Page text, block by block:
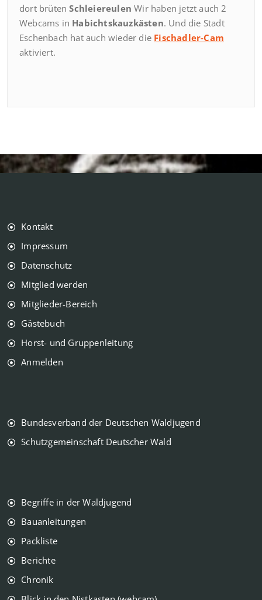
dort brütenSchleiereulen Wir haben jetzt auch 2
Webcams in Habichtskauzkästen. Und die Stadt
Eschenbach hat auch wieder die Fischadler-Cam
aktiviert.
Kontakt
Impressum
Datenschutz
Mitglied werden
Mitglieder-Bereich
Gästebuch
Horst- und Gruppenleitung
Anmelden
Bundesverband der Deutschen Waldjugend
Schutzgemeinschaft Deutscher Wald
Begriffe in der Waldjugend
Bauanleitungen
Packliste
Berichte
Chronik